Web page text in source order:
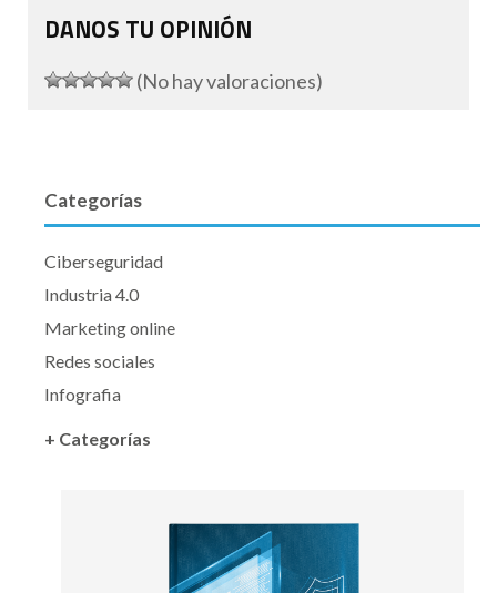
DANOS TU OPINIÓN
(No hay valoraciones)
Categorías
Ciberseguridad
Industria 4.0
Marketing online
Redes sociales
Infografia
+ Categorías